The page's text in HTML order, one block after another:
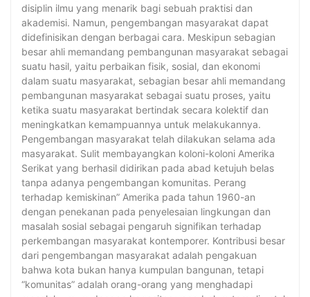
disiplin ilmu yang menarik bagi sebuah praktisi dan
akademisi. Namun, pengembangan masyarakat dapat
didefinisikan dengan berbagai cara. Meskipun sebagian
besar ahli memandang pembangunan masyarakat sebagai
suatu hasil, yaitu perbaikan fisik, sosial, dan ekonomi
dalam suatu masyarakat, sebagian besar ahli memandang
pembangunan masyarakat sebagai suatu proses, yaitu
ketika suatu masyarakat bertindak secara kolektif dan
meningkatkan kemampuannya untuk melakukannya.
Pengembangan masyarakat telah dilakukan selama ada
masyarakat. Sulit membayangkan koloni-koloni Amerika
Serikat yang berhasil didirikan pada abad ketujuh belas
tanpa adanya pengembangan komunitas. Perang
terhadap kemiskinan” Amerika pada tahun 1960-an
dengan penekanan pada penyelesaian lingkungan dan
masalah sosial sebagai pengaruh signifikan terhadap
perkembangan masyarakat kontemporer. Kontribusi besar
dari pengembangan masyarakat adalah pengakuan
bahwa kota bukan hanya kumpulan bangunan, tetapi
“komunitas” adalah orang-orang yang menghadapi